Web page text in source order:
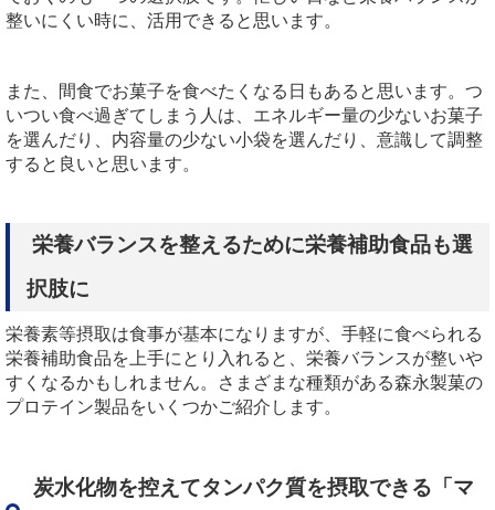
整いにくい時に、活用できると思います。
また、間食でお菓子を食べたくなる日もあると思います。つ
いつい食べ過ぎてしまう人は、エネルギー量の少ないお菓子
を選んだり、内容量の少ない小袋を選んだり、意識して調整
すると良いと思います。
栄養バランスを整えるために栄養補助食品も選
択肢に
栄養素等摂取は食事が基本になりますが、手軽に食べられる
栄養補助食品を上手にとり入れると、栄養バランスが整いや
すくなるかもしれません。さまざまな種類がある森永製菓の
プロテイン製品をいくつかご紹介します。
炭水化物を控えてタンパク質を摂取できる「マ